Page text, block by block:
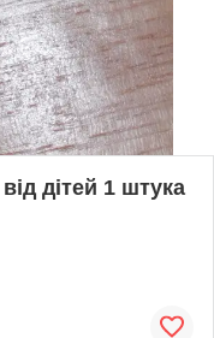
дітей 1 штука